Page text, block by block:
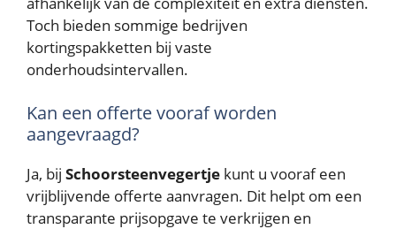
Toch bieden sommige bedrijven
kortingspakketten bij vaste
onderhoudsintervallen.
Kan een offerte vooraf worden
aangevraagd?
Ja, bij Schoorsteenvegertje kunt u vooraf een
vrijblijvende offerte aanvragen. Dit helpt om een
transparante prijsopgave te verkrijgen en